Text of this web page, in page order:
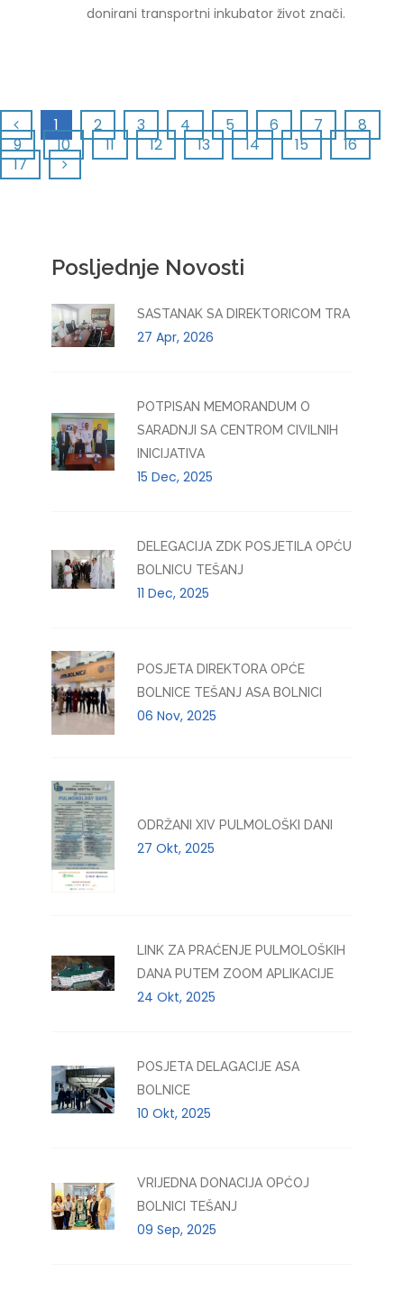
donirani transportni inkubator život znači.
1 2 3 4 5 6 7
8
9
10 11 12 13 14 15
16
17
Posljednje Novosti
SASTANAK SA DIREKTORICOM TRA
27 Apr, 2026
POTPISAN MEMORANDUM O
SARADNJI SA CENTROM CIVILNIH
INICIJATIVA
15 Dec, 2025
DELEGACIJA ZDK POSJETILA OPĆU
BOLNICU TEŠANJ
11 Dec, 2025
POSJETA DIREKTORA OPĆE
BOLNICE TEŠANJ ASA BOLNICI
06 Nov, 2025
ODRŽANI XIV PULMOLOŠKI DANI
27 Okt, 2025
LINK ZA PRAĆENJE PULMOLOŠKIH
DANA PUTEM ZOOM APLIKACIJE
24 Okt, 2025
POSJETA DELAGACIJE ASA
BOLNICE
10 Okt, 2025
VRIJEDNA DONACIJA OPĆOJ
BOLNICI TEŠANJ
09 Sep, 2025